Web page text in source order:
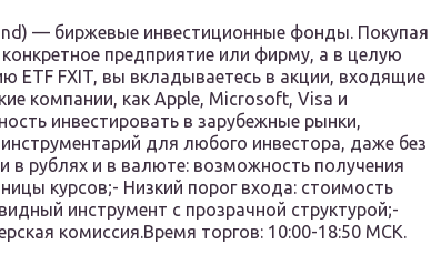
— биржевые инвестиционные фонды. Покупая
предприятие или фирму, а в целую
ETF FXIT, вы вкладываетесь в акции, входящие
компании, как Apple, Microsoft, Visa и
инвестировать в зарубежные рынки,
для любого инвестора, даже без
в рублях и в валюте: возможность получения
курсов;- Низкий порог входа: стоимость
инструмент с прозрачной структурой;-
комиссия.Время торгов: 10:00-18:50 МСК.